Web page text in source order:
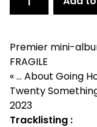
Premier mini-
FRAGILE
« … About Going
Twenty
2023
Tracklisting :